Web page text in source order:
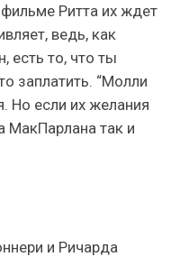
Ритта их ждет
ведь, как
есть то, что ты
заплатить. “Молли
Но если их желания
МакПарлана так и
и Ричарда